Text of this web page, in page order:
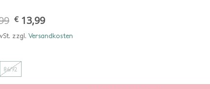
ursprünglicher
preis
war:
€ 19,99
€ 13,99aktueller
ist:
€ 13,99.
zzgl. Versandkosten
86/92